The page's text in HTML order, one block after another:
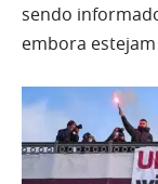
sendo
embora